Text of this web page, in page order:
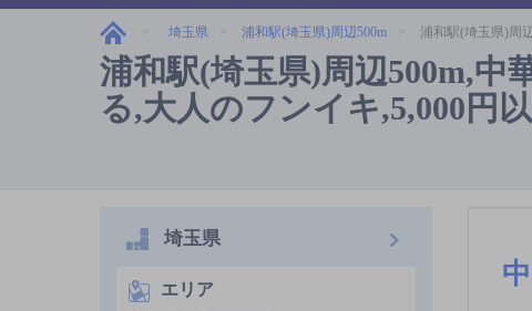
埼玉県 浦和駅(埼玉県)周辺500m 浦和駅(埼玉県)周
浦和駅(埼玉県)周辺500m,中
る,大人のフンイキ,5,000円
埼玉県
エリア